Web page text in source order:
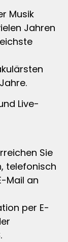
Musik
Jahren
Live-
Sie
telefonisch
Mail an
per E-